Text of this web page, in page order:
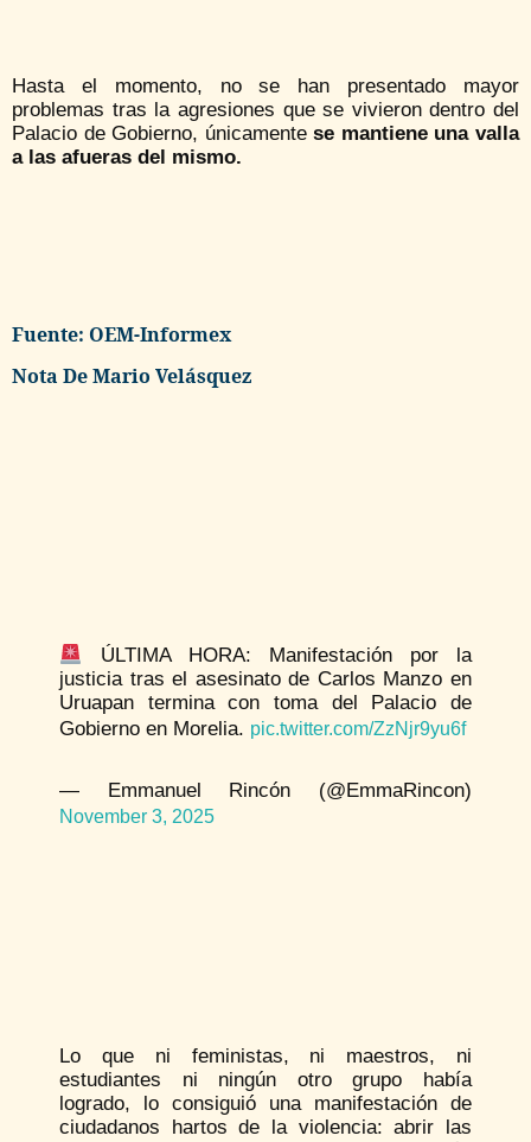
Hasta el momento, no se han presentado mayor
problemas tras la agresiones que se vivieron dentro del
Palacio de Gobierno, únicamentese mantiene una valla
a las afueras del mismo.
Fuente: OEM-Informex
Nota De Mario Velásquez
ÚLTIMA HORA: Manifestación por la
justicia tras el asesinato de Carlos Manzo en
Uruapan termina con toma del Palacio de
Gobierno en Morelia. pic.twitter.com/ZzNjr9yu6f
— Emmanuel Rincón (@EmmaRincon)
November 3, 2025
Lo que ni feministas, ni maestros, ni
estudiantes ni ningún otro grupo había
logrado, lo consiguió una manifestación de
ciudadanos hartos de la violencia: abrir las